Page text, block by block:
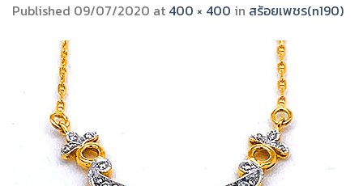
Published 09/07/2020 at 400 × 400 in สร้อยเพชร(n190)